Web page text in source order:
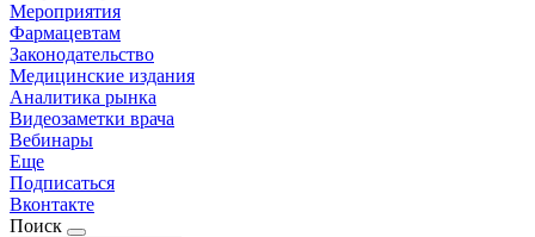
Мероприятия
Фармацевтам
Законодательство
Медицинские издания
Аналитика рынка
Видеозаметки врача
Вебинары
Еще
Подписаться
Вконтакте
Поиск